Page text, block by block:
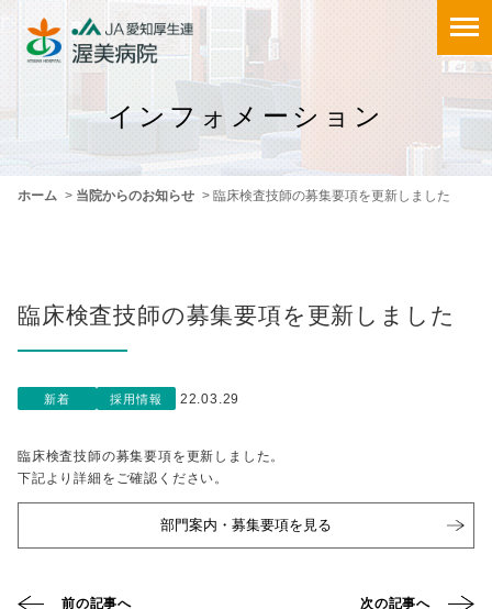
インフォメーション
ホーム > 当院からのお知らせ > 臨床検査技師の募集要項を更新しました
臨床検査技師の募集要項を更新しました
新着 採用情報 22.03.29
臨床検査技師の募集要項を更新しました。
下記より詳細をご確認ください。
部門案内・募集要項を見る
前の記事へ 次の記事へ